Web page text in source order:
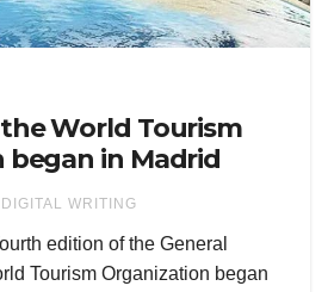
World Tourism
began in Madrid
DIGITAL WRITING
edition of the General
Tourism Organization began